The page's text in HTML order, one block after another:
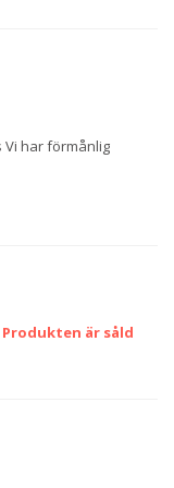
Vi har förmånlig
Produkten är såld